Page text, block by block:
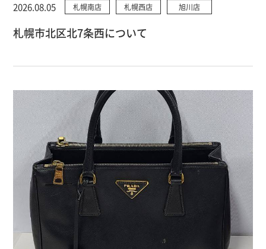
2026.08.05 札幌南店 札幌西店 旭川店
札幌市北区北7条西について